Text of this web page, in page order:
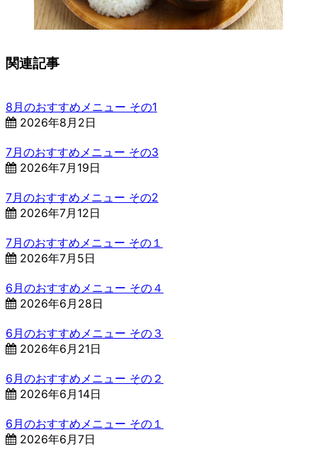
関連記事
8月のおすすめメニュー その1
2026年8月2日
7月のおすすめメニュー その3
2026年7月19日
7月のおすすめメニュー その2
2026年7月12日
7月のおすすめメニュー その１
2026年7月5日
6月のおすすめメニュー その４
2026年6月28日
6月のおすすめメニュー その３
2026年6月21日
6月のおすすめメニュー その２
2026年6月14日
6月のおすすめメニュー その１
2026年6月7日